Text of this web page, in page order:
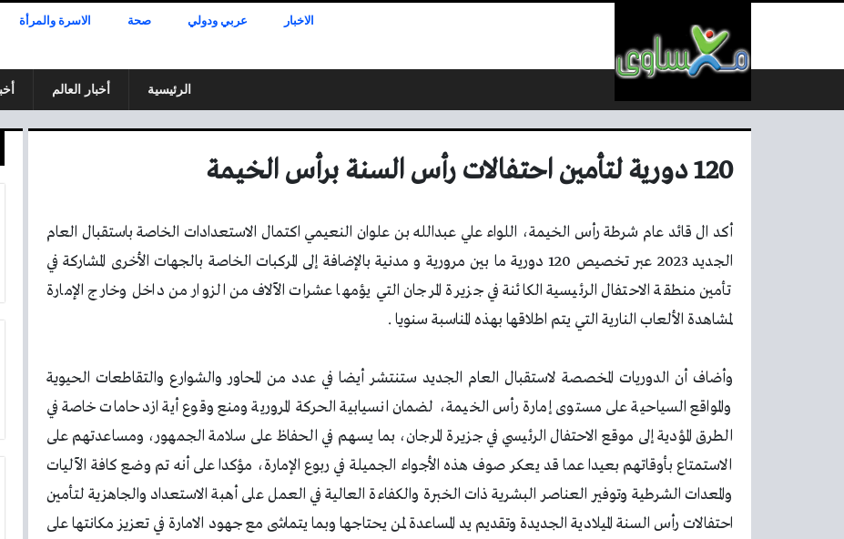
الاخبار عربي ودولي صحة الاسرة والمرأة
الرئيسية أخبار العالم
120 دورية لتأمين احتفالات رأس السنة برأس الخيمة
أكد ال قائد عام شرطة رأس الخيمة، اللواء علي عبدالله بن علوان النعيمي اكتمال الاستعدادات الخاصة باستقبال العام
الجديد 2023 عبر تخصيص 120 دورية ما بين مرورية و مدنية بالإضافة إلى المركبات الخاصة بالجهات الأخرى المشاركة في
تأمين منطقة الاحتفال الرئيسية الكائنة في جزيرة المرجان التي يؤمها عشرات الآلاف من الزوار من داخل وخارج الإمارة
لمشاهدة الألعاب النارية التي يتم اطلاقها بهذه المناسبة سنويا .
وأضاف أن الدوريات المخصصة لاستقبال العام الجديد ستنتشر أيضا في عدد من المحاور والشوارع والتقاطعات الحيوية
والمواقع السياحية على مستوى إمارة رأس الخيمة، لضمان انسيابية الحركة المرورية ومنع وقوع أية ازدحامات خاصة في
الطرق المؤدية إلى موقع الاحتفال الرئيسي في جزيرة المرجان، بما يسهم في الحفاظ على سلامة الجمهور، ومساعدتهم على
الاستمتاع بأوقاتهم بعيدا عما قد يعكر صوف هذه الأجواء الجميلة في ربوع الإمارة، مؤكدا على أنه تم وضع كافة الآليات
والمعدات الشرطية وتوفير العناصر البشرية ذات الخبرة والكفاءة العالية في العمل على أهبة الاستعداد والجاهزية لتأمين
احتفالات رأس السنة الميلادية الجديدة وتقديم يد المساعدة لمن يحتاجها وبما يتماشى مع جهود الامارة في تعزيز مكانتها على